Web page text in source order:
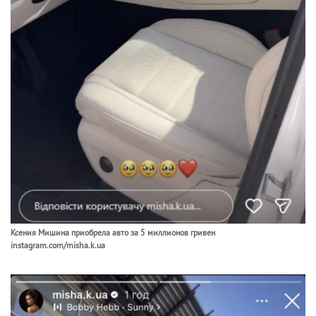
Ксения Мишина приобрела авто за 5 миллионов гривен
instagram.com/misha.k.ua